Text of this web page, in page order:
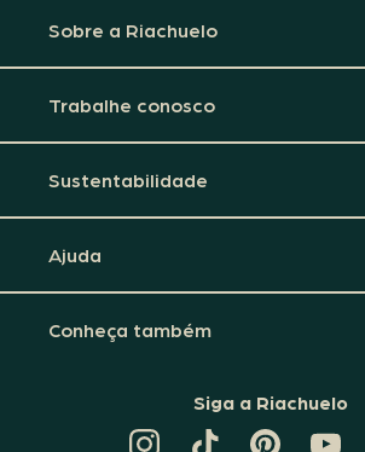
Sobre a Riachuelo
Trabalhe conosco
Sustentabilidade
Ajuda
Conheça também
Siga a Riachuelo
CANAL